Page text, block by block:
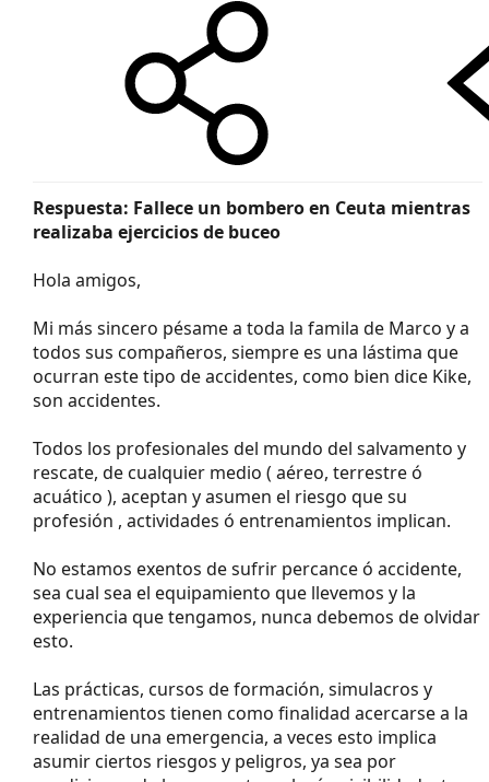
Respuesta: Fallece un bombero en Ceuta mientras
realizaba ejercicios de buceo
Hola amigos,
Mi más sincero pésame a toda la famila de Marco y a
todos sus compañeros, siempre es una lástima que
ocurran este tipo de accidentes, como bien dice Kike,
son accidentes.
Todos los profesionales del mundo del salvamento y
rescate, de cualquier medio ( aéreo, terrestre ó
acuático ), aceptan y asumen el riesgo que su
profesión , actividades ó entrenamientos implican.
No estamos exentos de sufrir percance ó accidente,
sea cual sea el equipamiento que llevemos y la
experiencia que tengamos, nunca debemos de olvidar
esto.
Las prácticas, cursos de formación, simulacros y
entrenamientos tienen como finalidad acercarse a la
realidad de una emergencia, a veces esto implica
asumir ciertos riesgos y peligros, ya sea por